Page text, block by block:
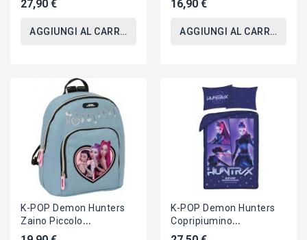
HUNTRIX Originale
27,90 €
AGGIUNGI AL CARRELLO
31x14x18cm ORIGINALE
16,90 €
AGGIUNGI AL CARRELLO
K-POP Demon Hunters
Zaino Piccolo
30x25x13cm Song
K-POP Demon Hunters
Copripiumino
REVERSIBILE SET LETTO